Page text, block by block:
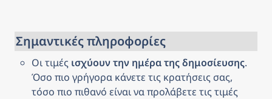
Σημαντικές πληροφορίες
Οι τιμές ισχύουν την ημέρα της δημοσίευσης.
Όσο πιο γρήγορα κάνετε τις κρατήσεις σας,
τόσο πιο πιθανό είναι να προλάβετε τις τιμές